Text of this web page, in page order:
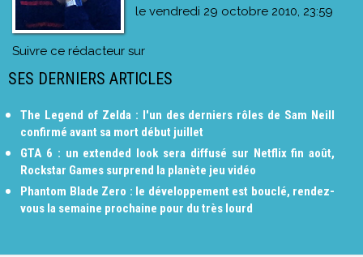
le vendredi 29 octobre 2010, 23:59
Suivre ce rédacteur sur
SES DERNIERS ARTICLES
The Legend of Zelda : l'un des derniers rôles de Sam Neill
confirmé avant sa mort début juillet
GTA 6 : un extended look sera diffusé sur Netflix fin août,
Rockstar Games surprend la planète jeu vidéo
Phantom Blade Zero : le développement est bouclé, rendez-
vous la semaine prochaine pour du très lourd